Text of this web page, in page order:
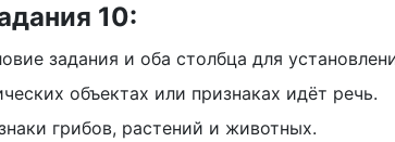
10:
задания и оба столбца для
объектах или признаках идёт речь.
грибов, растений и животных.